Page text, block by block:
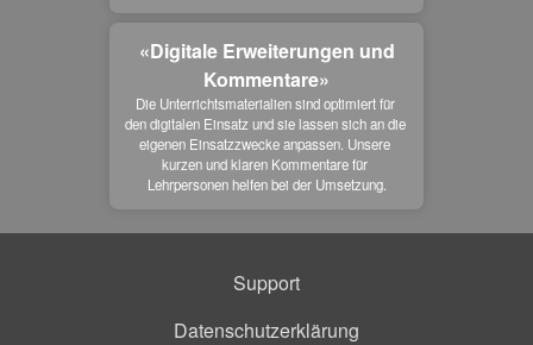
«Digitale Erweiterungen und
Kommentare»
Die Unterrichtsmaterialien sind optimiert für
den digitalen Einsatz und sie lassen sich an die
eigenen Einsatzzwecke anpassen. Unsere
kurzen und klaren Kommentare für
Lehrpersonen helfen bei der Umsetzung.
Support
Datenschutzerklärung